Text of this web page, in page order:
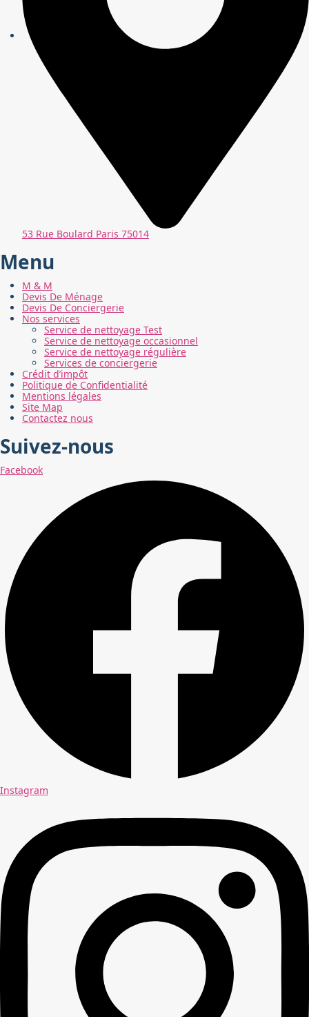
53 Rue Boulard Paris 75014​
Menu
M & M
Devis De Ménage
Devis De Conciergerie
Nos services
Service de nettoyage Test
Service de nettoyage occasionnel
Service de nettoyage régulière
Services de conciergerie
Crédit d’impôt
Politique de Confidentialité
Mentions légales
Site Map
Contactez nous
Suivez-nous
Facebook
Instagram